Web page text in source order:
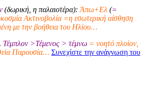
(δωρική, η παλαιοτέρα): Άπω+Ελ (=
Ακτινοβολία =η εσωτερική αίσθηση
με την βοήθεια του Ηλίου…
>Τέμενος > τέμνω = νοητό πλοίον,
Παρουσία… Συνεχίστε την ανάγνωση του